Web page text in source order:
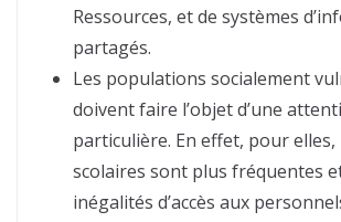
Ressources, et de systèmes
partagés.
Les populations socialement
doivent faire l’objet d’une
particulière. En effet, pour
scolaires sont plus fréquentes
inégalités d’accès aux